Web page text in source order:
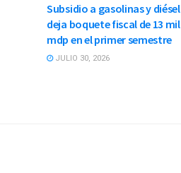
Subsidio a gasolinas y diésel
deja boquete fiscal de 13 mil
mdp en el primer semestre
JULIO 30, 2026